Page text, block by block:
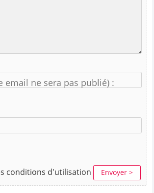
email ne sera pas publié) :
conditions d'utilisation Envoyer >